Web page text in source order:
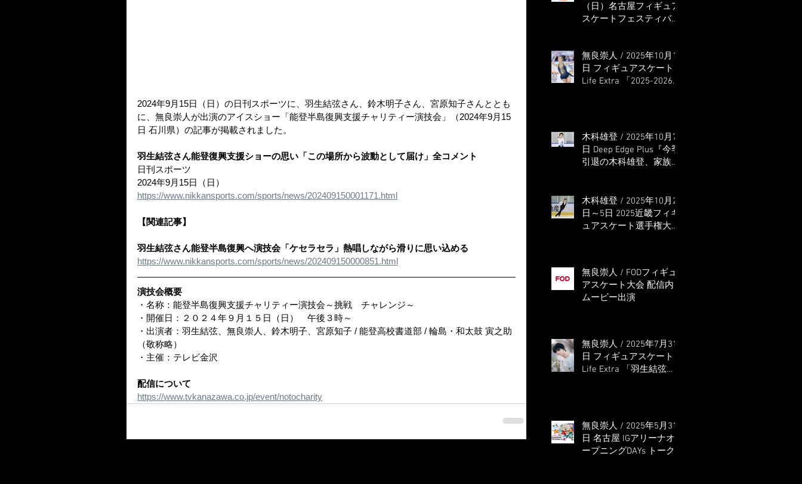
2024年9月15日（日）の日刊スポーツに、羽生結弦さん、鈴木明子さん、宮原知子さんととも
に、無良崇人が出演のアイスショー「能登半島復興支援チャリティー演技会」（2024年9月15
日 石川県）の記事が掲載されました。
羽生結弦さん能登復興支援ショーの思い「この場所から波動として届け」全コメント
日刊スポーツ
2024年9月15日（日）
https://www.nikkansports.com/sports/news/202409150001171.html
【関連記事】
羽生結弦さん能登半島復興へ演技会「ケセラセラ」熱唱しながら滑りに思い込める
https://www.nikkansports.com/sports/news/202409150000851.html
演技会概要
・名称：能登半島復興支援チャリティー演技会～挑戦　チャレンジ～
・開催日：２０２４年９月１５日（日）　午後３時～
・出演者：羽生結弦、無良崇人、鈴木明子、宮原知子 / 能登高校書道部 / 輪島・和太鼓 寅之助
（敬称略）
・主催：テレビ金沢
配信について
https://www.tvkanazawa.co.jp/event/notocharity
（日）名古屋フィギュア
スケートフェスティバル
無良崇人 / 2025年10月16
日 フィギュアスケート
Life Extra 「2025-2026
木科雄登 / 2025年10月7
日 Deep Edge Plus『今季
引退の木科雄登、家族や
全日本、絶対見に来
て」』
木科雄登 / 2025年10月2
日～5日 2025近畿フィギ
ュアスケート選手権大会
無良崇人 / FODフィギュ
アスケート大会 配信内
ムービー出演
無良崇人 / 2025年7月31
日 フィギュアスケート
Life Extra 「羽生結弦
無良崇人 / 2025年5月31
日 名古屋 IGアリーナオ
ープニングDAYs トーク